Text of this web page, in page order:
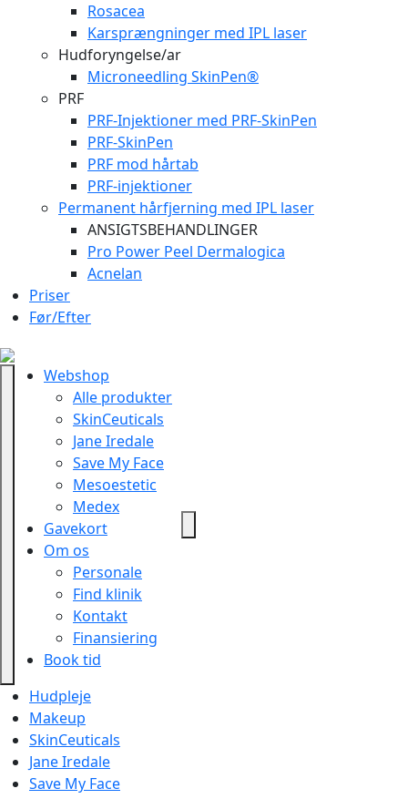
Rosacea
Karsprængninger med IPL laser
Hudforyngelse/ar
Microneedling SkinPen®
PRF
PRF-Injektioner med PRF-SkinPen
PRF-SkinPen
PRF mod hårtab
PRF-injektioner
Permanent hårfjerning med IPL laser
ANSIGTSBEHANDLINGER
Pro Power Peel Dermalogica
Acnelan
Priser
Før/Efter
Webshop
Alle produkter
SkinCeuticals
Jane Iredale
Save My Face
Mesoestetic
Medex
Gavekort
Om os
Personale
Find klinik
Kontakt
Finansiering
Book tid
Hudpleje
Makeup
SkinCeuticals
Jane Iredale
Save My Face